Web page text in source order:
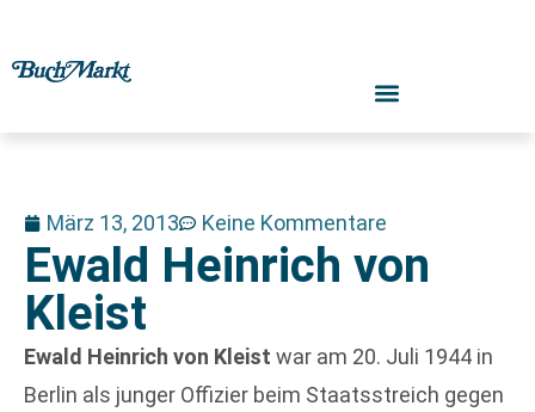
März 13, 2013 Keine Kommentare
Ewald Heinrich von
Kleist
Ewald Heinrich von Kleist war am 20. Juli 1944 in
Berlin als junger Offizier beim Staatsstreich gegen